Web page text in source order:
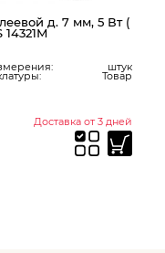
д. 7 мм, 5 Вт (
14321М
штук
Товар
Доставка от 3 дней